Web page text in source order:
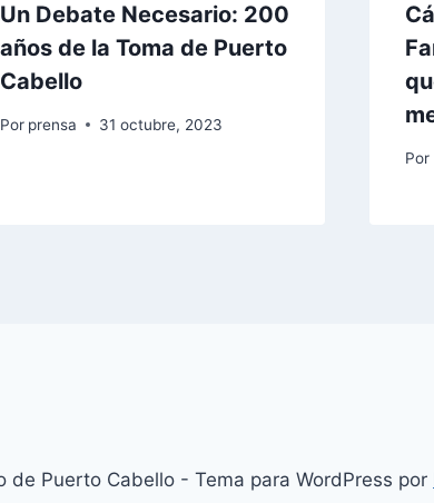
Un Debate Necesario: 200
años de la Toma de Puerto
Cabello
Por prensa 31 octubre, 2023
Por
Puerto Cabello - Tema para WordPress por